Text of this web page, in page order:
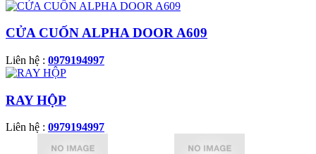
CỬA CUỐN ALPHA DOOR A609
Liên hệ : 0979194997
RAY HỘP
Liên hệ : 0979194997